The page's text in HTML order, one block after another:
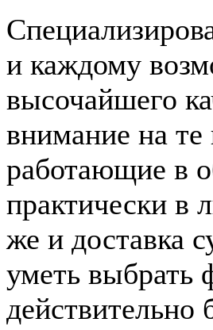
и каждому
высочайшего
внимание на
работающие в
практически в
же и доставка
уметь выбрать